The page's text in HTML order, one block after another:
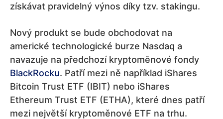
získávat pravidelný výnos díky tzv. stakingu.
Nový produkt se bude obchodovat na
americké technologické burze Nasdaq a
navazuje na předchozí kryptoměnové fondy
BlackRocku. Patří mezi ně například iShares
Bitcoin Trust ETF (IBIT) nebo iShares
Ethereum Trust ETF (ETHA), které dnes patří
mezi největší kryptoměnové ETF na trhu.